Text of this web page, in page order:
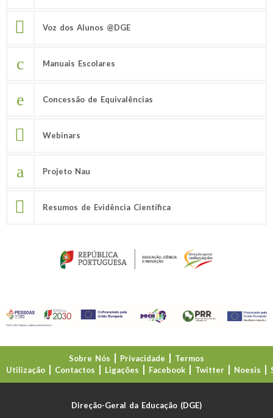
Voz dos Alunos @DGE
Manuais Escolares
Concessão de Equivalências
Webinars
Projeto Nau
Resumos de Evidência Científica
Sobre Nós Privacidade
Termos
Utilização
Contactos Ligações Facebook Twitter Noesis
Direção-Geral da Educação (DGE)